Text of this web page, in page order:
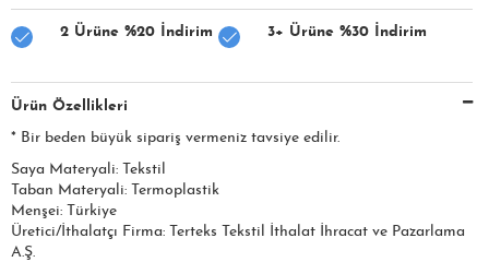
2 Ürüne %20 İndirim 3+ Ürüne %30 İndirim
Ürün Özellikleri
* Bir beden büyük sipariş vermeniz tavsiye edilir.
Saya Materyali: Tekstil
Taban Materyali: Termoplastik
Menşei: Türkiye
Üretici/İthalatçı Firma: Terteks Tekstil İthalat İhracat ve Pazarlama
A.Ş.​​​